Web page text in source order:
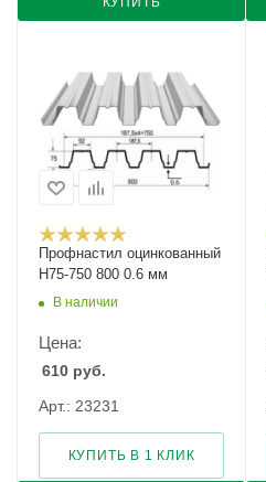
Профнастил оцинкованный
Н75-750 800 0.6 мм
В наличии
Цена:
610 руб.
Арт.: 23231
КУПИТЬ В 1 КЛИК